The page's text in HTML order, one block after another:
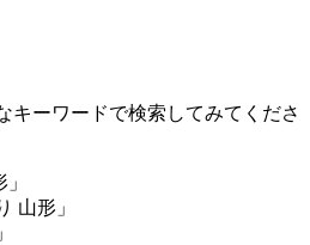
キーワードで検索してみてくださ
山形」